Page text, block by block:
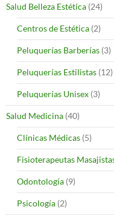
Salud Belleza Estética (24)
Centros de Estética (2)
Peluquerías Barberías (3)
Peluquerías Estilistas (12)
Peluquerías Unisex (3)
Salud Medicina (40)
Clínicas Médicas (5)
Fisioterapeutas
Odontología (9)
Psicología (2)